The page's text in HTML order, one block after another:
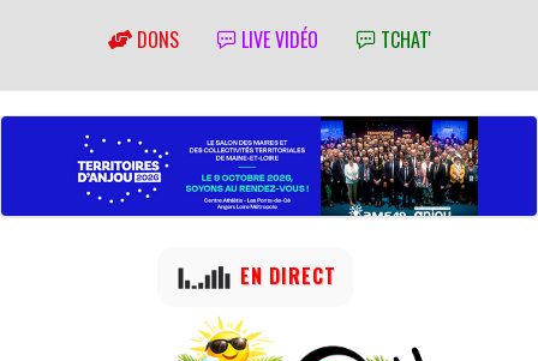
DONS LIVE VIDÉO TCHAT'
EN DIRECT